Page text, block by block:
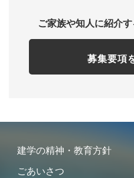
ご家族や知人に紹介
募集要項
建学の精神・教育方針
ごあいさつ